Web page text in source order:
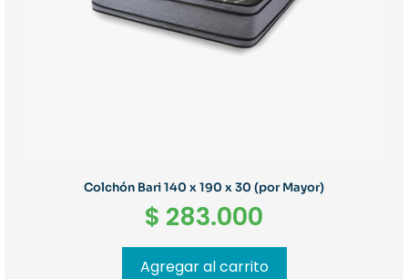
Colchón Bari 140 x 190 x 30 (por Mayor)
$ 283.000
Agregar al carrito